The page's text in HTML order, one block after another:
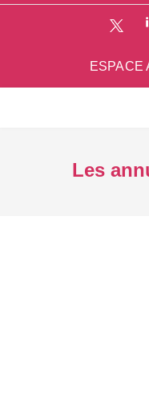
ESPACE
Les